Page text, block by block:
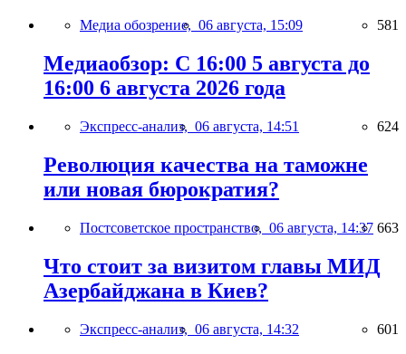
Медиа обозрение, 06 августа, 15:09 581
Медиаобзор: С 16:00 5 августа до
16:00 6 августа 2026 года
Экспресс-анализ, 06 августа, 14:51 624
Революция качества на таможне
или новая бюрократия?
Постсоветское пространство, 06 августа, 14:37 663
Что стоит за визитом главы МИД
Азербайджана в Киев?
Экспресс-анализ, 06 августа, 14:32 601